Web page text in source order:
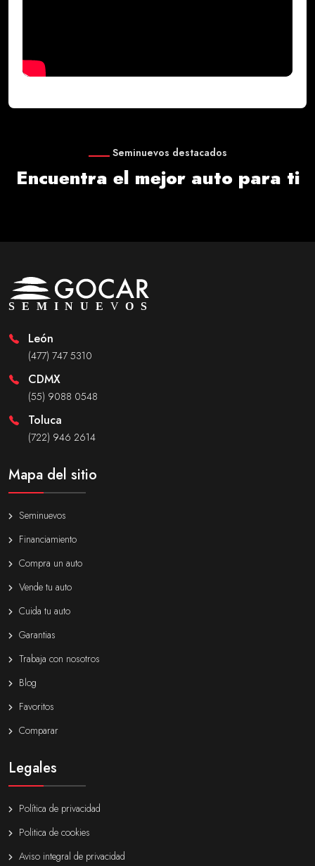
Seminuevos destacados
Encuentra el mejor auto para ti
León
(477) 747 5310
CDMX
(55) 9088 0548
Toluca
(722) 946 2614
Mapa del sitio
Seminuevos
Financiamiento
Compra un auto
Vende tu auto
Cuida tu auto
Garantias
Trabaja con nosotros
Blog
Favoritos
Comparar
Legales
Política de privacidad
Politica de cookies
Aviso integral de privacidad